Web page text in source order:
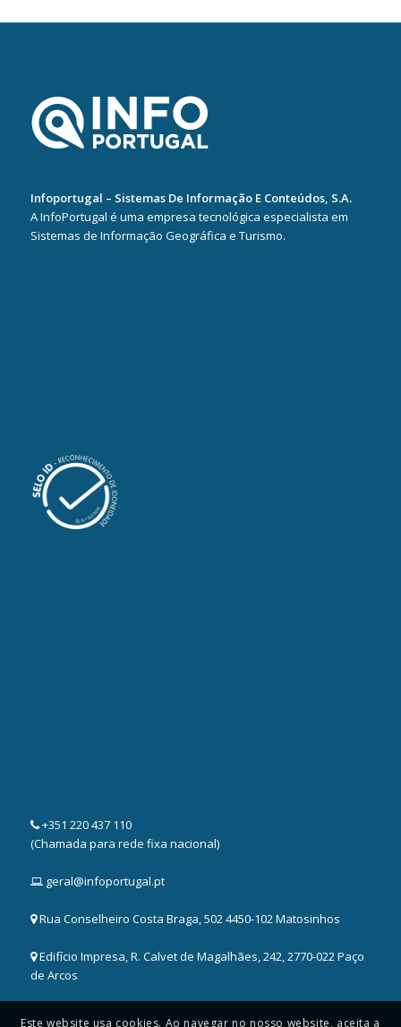
Infoportugal – Sistemas De Informação E Conteúdos, S.A.
A InfoPortugal é uma empresa tecnológica especialista em
Sistemas de Informação Geográfica e Turismo.
+351 220 437 110
(Chamada para rede fixa nacional)
geral@infoportugal.pt
Rua Conselheiro Costa Braga, 502 4450-102 Matosinhos
Edifício Impresa, R. Calvet de Magalhães, 242, 2770-022 Paço
de Arcos
Este website usa cookies. Ao navegar no nosso website, aceita a